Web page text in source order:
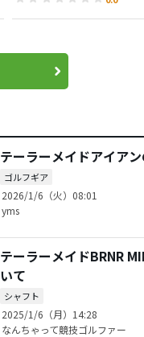
テーラーメイドアイア
ゴルフギア
2026/1/6（火）08:01
yms
テーラーメイドBRNR
いて
シャフト
2025/1/6（月）14:28
なんちゃって競技ゴルファー